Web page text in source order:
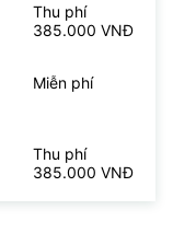
Thu phí
385.000 VNĐ
Miễn phí
Thu phí
385.000 VNĐ